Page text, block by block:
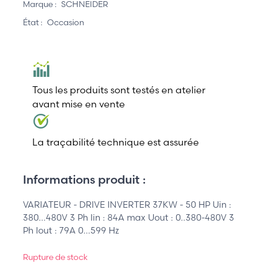
Marque : SCHNEIDER
État : Occasion
Tous les produits sont testés en atelier
avant mise en vente
La traçabilité technique est assurée
Informations produit :
VARIATEUR - DRIVE INVERTER 37KW - 50 HP Uin :
380...480V 3 Ph Iin : 84A max Uout : 0..380-480V 3
Ph Iout : 79A 0...599 Hz
Rupture de stock